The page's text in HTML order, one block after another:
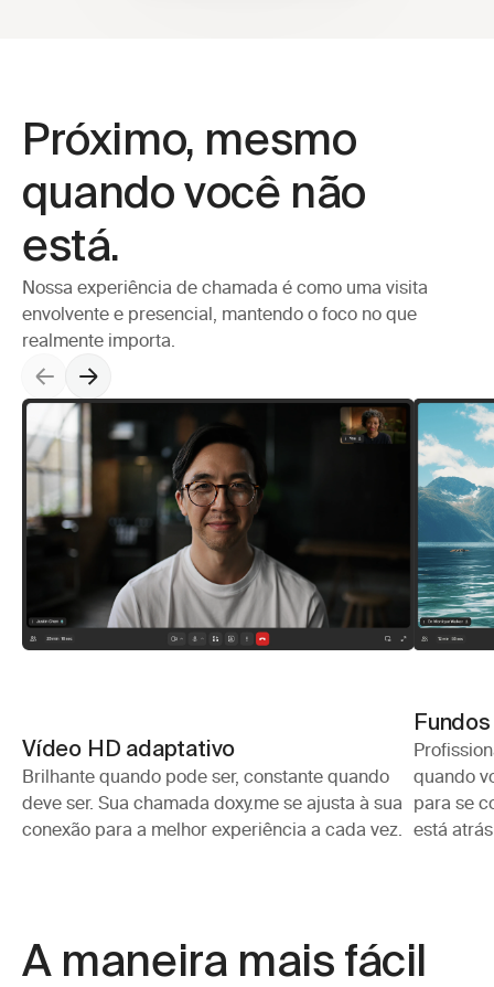
Próximo, mesmo
quando você não
está.
Nossa experiência de chamada é como uma visita
envolvente e presencial, mantendo o foco no que
realmente importa.
Vídeo HD adaptativo
Brilhante quando pode ser, constante quando
deve ser. Sua chamada doxy.me se ajusta à sua
conexão para a melhor experiência a cada vez.
quando
para se
está
A maneira mais fácil